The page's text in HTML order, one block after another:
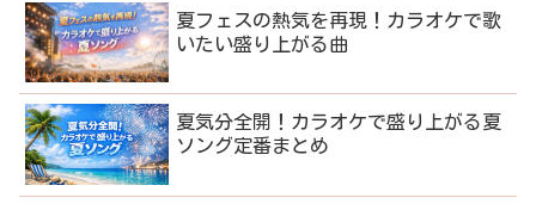
夏フェスの熱気を再現！カラオケで歌
いたい盛り上がる曲
夏気分全開！カラオケで盛り上がる夏
ソング定番まとめ